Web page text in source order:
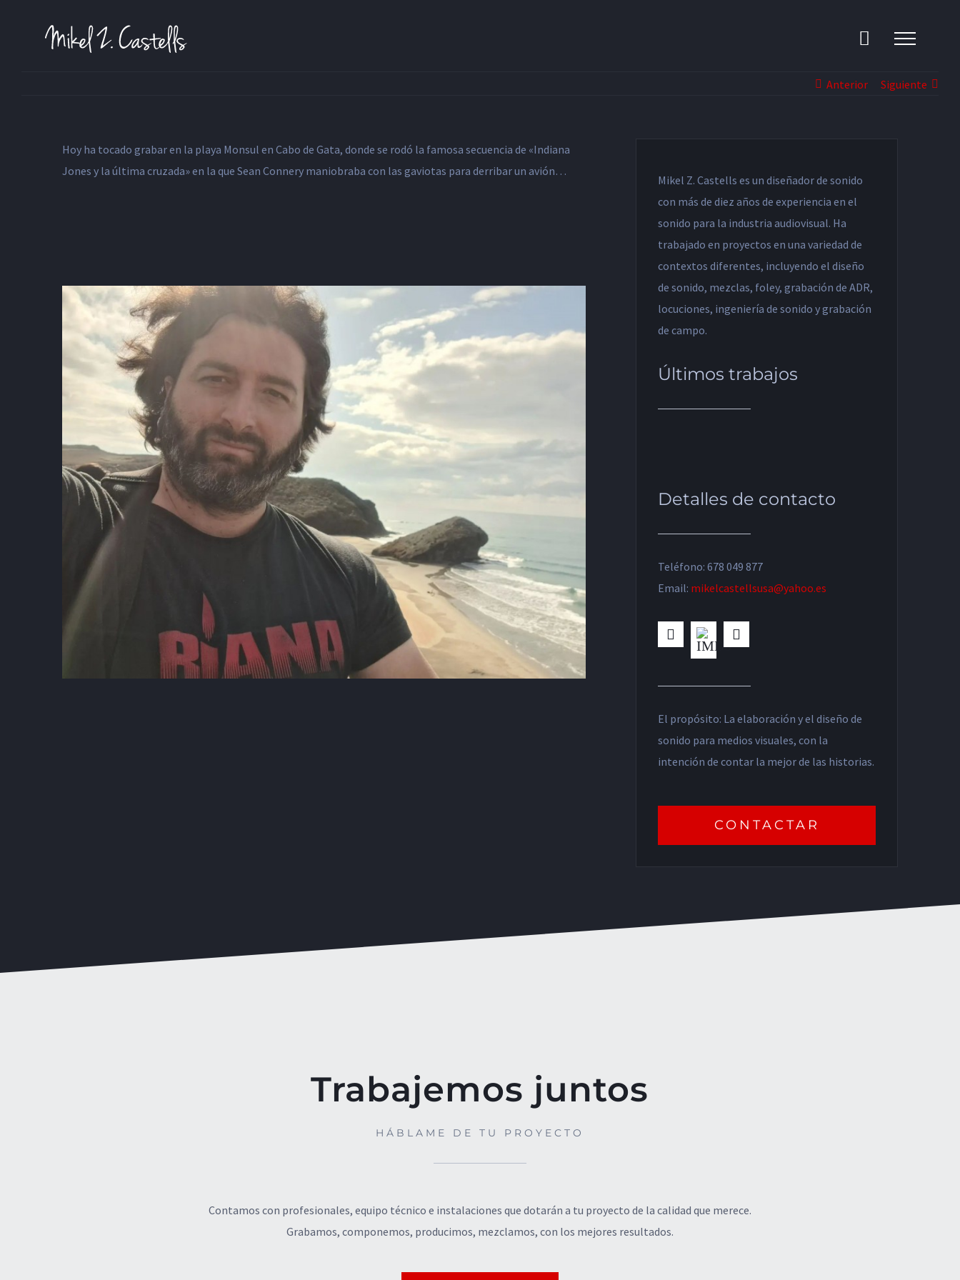
Anterior Siguiente
Hoy ha tocado grabar en la playa Monsul en Cabo de Gata, donde se rodó la famosa secuencia de «Indiana
Jones y la última cruzada» en la que Sean Connery maniobraba con las gaviotas para derribar un avión…
Mikel Z. Castells es un diseñador de sonido
con más de diez años de experiencia en el
sonido para la industria audiovisual. Ha
trabajado en proyectos en una variedad de
contextos diferentes, incluyendo el diseño
de sonido, mezclas, foley, grabación de ADR,
locuciones, ingeniería de sonido y grabación
de campo.
Últimos trabajos
Detalles de contacto
Teléfono: 678 049 877
Email: mikelcastellsusa@yahoo.es
El propósito: La elaboración y el diseño de
sonido para medios visuales, con la
intención de contar la mejor de las historias.
CONTACTAR
Trabajemos juntos
HÁBLAME DE TU PROYECTO
Contamos con profesionales, equipo técnico e instalaciones que dotarán a tu proyecto de la calidad que merece.
Grabamos, componemos, producimos, mezclamos, con los mejores resultados.